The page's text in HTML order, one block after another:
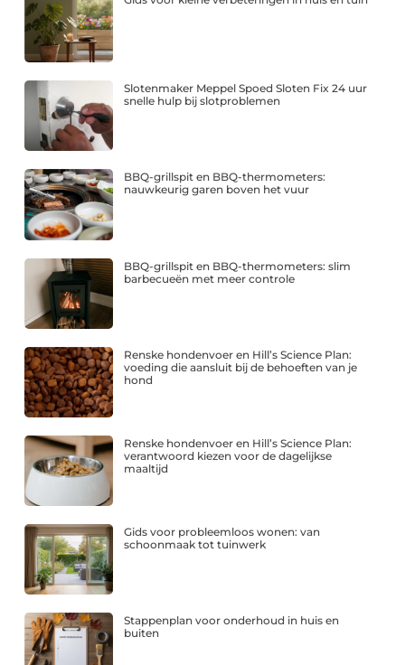
Slotenmaker Meppel Spoed Sloten Fix 24 uur
snelle hulp bij slotproblemen
BBQ-grillspit en BBQ-thermometers:
nauwkeurig garen boven het vuur
BBQ-grillspit en BBQ-thermometers: slim
barbecueën met meer controle
Renske hondenvoer en Hill’s Science Plan:
voeding die aansluit bij de behoeften van je
hond
Renske hondenvoer en Hill’s Science Plan:
verantwoord kiezen voor de dagelijkse
maaltijd
Gids voor probleemloos wonen: van
schoonmaak tot tuinwerk
Stappenplan voor onderhoud in huis en
buiten